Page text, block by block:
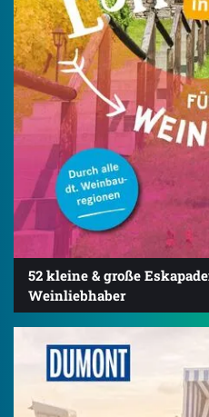
52 kleine & große
Weinliebhaber